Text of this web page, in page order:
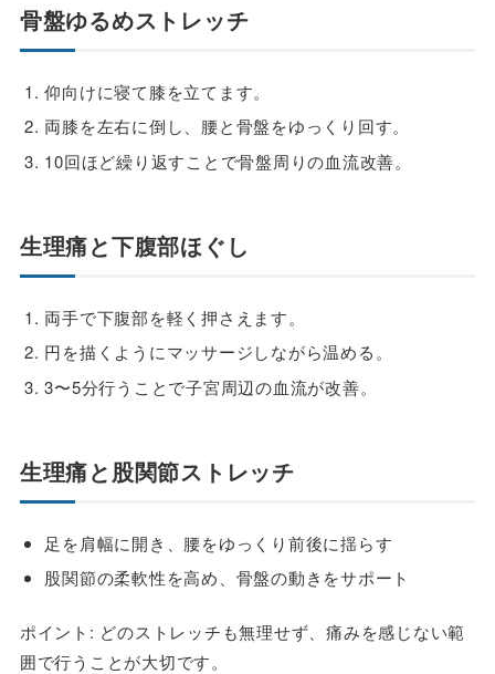
骨盤ゆるめストレッチ
仰向けに寝て膝を立てます。
両膝を左右に倒し、腰と骨盤をゆっくり回す。
10回ほど繰り返すことで骨盤周りの血流改善。
生理痛と下腹部ほぐし
両手で下腹部を軽く押さえます。
円を描くようにマッサージしながら温める。
3〜5分行うことで子宮周辺の血流が改善。
生理痛と股関節ストレッチ
足を肩幅に開き、腰をゆっくり前後に揺らす
股関節の柔軟性を高め、骨盤の動きをサポート
ポイント: どのストレッチも無理せず、痛みを感じない範
囲で行うことが大切です。